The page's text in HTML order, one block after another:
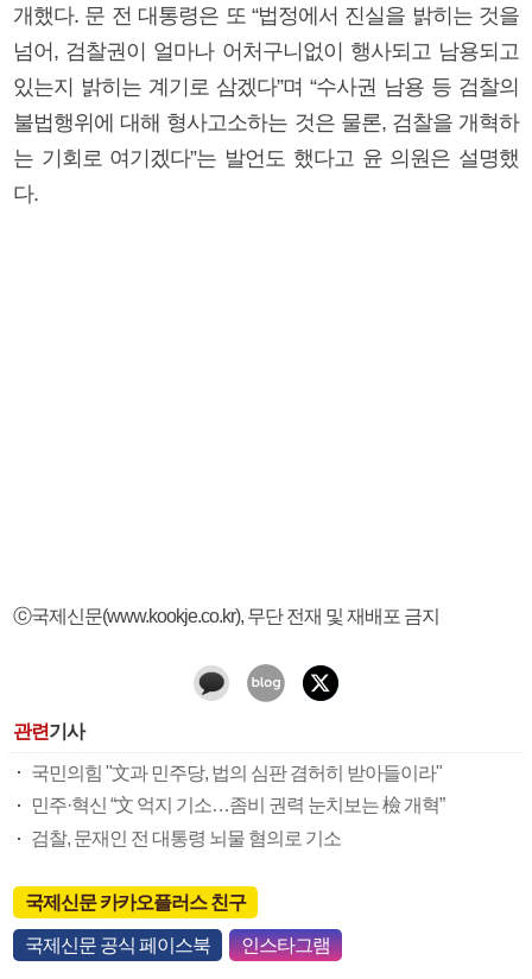
개했다. 문 전 대통령은 또 “법정에서 진실을 밝히는 것을
넘어, 검찰권이 얼마나 어처구니없이 행사되고 남용되고
있는지 밝히는 계기로 삼겠다”며 “수사권 남용 등 검찰의
불법행위에 대해 형사고소하는 것은 물론, 검찰을 개혁하
는 기회로 여기겠다”는 발언도 했다고 윤 의원은 설명했
다.
ⓒ국제신문(www.kookje.co.kr), 무단 전재 및 재배포 금지
관련기사
국민의힘 "文과 민주당, 법의 심판 겸허히 받아들이라"
민주·혁신 “文 억지 기소…좀비 권력 눈치보는 檢 개혁”
검찰, 문재인 전 대통령 뇌물 혐의로 기소
국제신문 카카오플러스 친구
국제신문 공식 페이스북 인스타그램